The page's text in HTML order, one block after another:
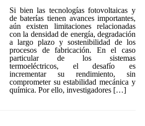
Si bien las tecnologías fotovoltaicas y
de baterías tienen avances importantes,
aún existen limitaciones relacionadas
con la densidad de energía, degradación
a largo plazo y sostenibilidad de los
procesos de fabricación. En el caso
particular de los sistemas
termoeléctricos, el desafío es
incrementar su rendimiento, sin
comprometer su estabilidad mecánica y
química. Por ello, investigadores […]